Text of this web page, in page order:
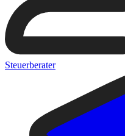
Steuerberater